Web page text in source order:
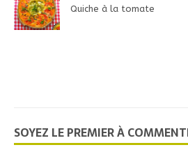
Quiche à la tomate
SOYEZ LE PREMIER À